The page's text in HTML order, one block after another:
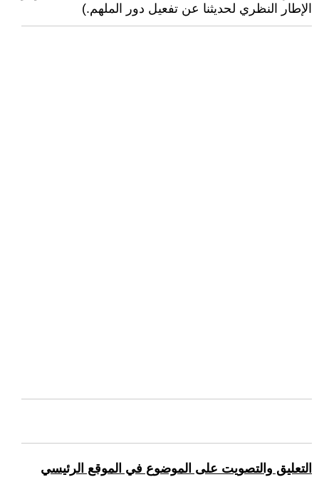
الإطار النظري لحديثنا عن تفعيل دور الملهم.)
التعليق والتصويت على الموضوع في الموقع الرئيسي